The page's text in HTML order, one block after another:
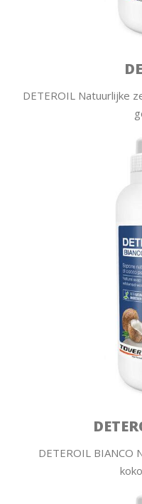
DETEROIL Natuurlijke
DETEROIL BIANCO